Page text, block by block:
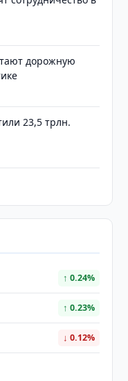
дорожную
23,5 трлн.
↑ 0.24%
↑ 0.23%
↓ 0.12%